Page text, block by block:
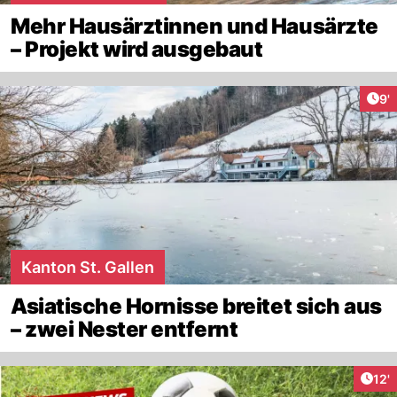
Mehr Hausärztinnen und Hausärzte
– Projekt wird ausgebaut
9'
Kanton St. Gallen
Asiatische Hornisse breitet sich aus
– zwei Nester entfernt
12'